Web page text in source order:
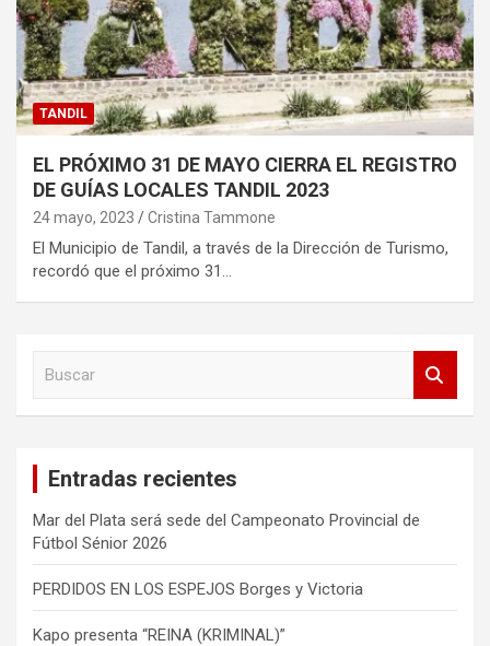
TANDIL
EL PRÓXIMO 31 DE MAYO CIERRA EL REGISTRO
DE GUÍAS LOCALES TANDIL 2023
24 mayo, 2023 Cristina Tammone
El Municipio de Tandil, a través de la Dirección de Turismo,
recordó que el próximo 31…
Entradas recientes
Mar del Plata será sede del Campeonato Provincial de
Fútbol Sénior 2026
PERDIDOS EN LOS ESPEJOS Borges y Victoria
Kapo presenta “REINA (KRIMINAL)”